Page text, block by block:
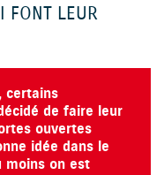
FONT LEUR
certains
de faire leur
ouvertes
idée dans le
moins on est